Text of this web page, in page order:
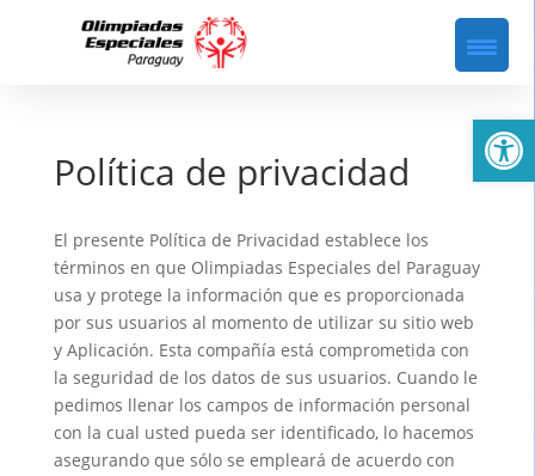
Política de privacidad
El presente Política de Privacidad establece los
términos en que Olimpiadas Especiales del Paraguay
usa y protege la información que es proporcionada
por sus usuarios al momento de utilizar su sitio web
y Aplicación. Esta compañía está comprometida con
la seguridad de los datos de sus usuarios. Cuando le
pedimos llenar los campos de información personal
con la cual usted pueda ser identificado, lo hacemos
asegurando que sólo se empleará de acuerdo con